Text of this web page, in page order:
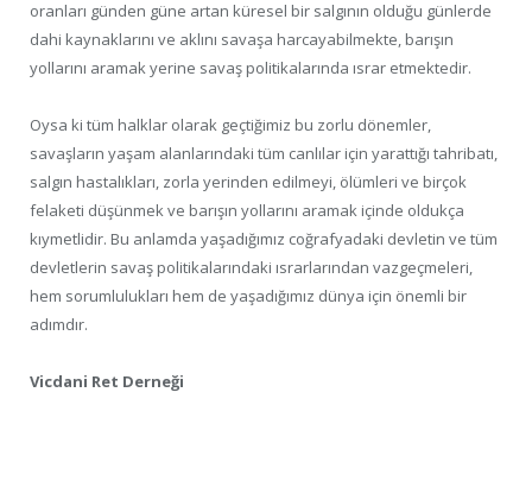
oranları günden güne artan küresel bir salgının olduğu günlerde
dahi kaynaklarını ve aklını savaşa harcayabilmekte, barışın
yollarını aramak yerine savaş politikalarında ısrar etmektedir.
Oysa ki tüm halklar olarak geçtiğimiz bu zorlu dönemler,
savaşların yaşam alanlarındaki tüm canlılar için yarattığı tahribatı,
salgın hastalıkları, zorla yerinden edilmeyi, ölümleri ve birçok
felaketi düşünmek ve barışın yollarını aramak içinde oldukça
kıymetlidir. Bu anlamda yaşadığımız coğrafyadaki devletin ve tüm
devletlerin savaş politikalarındaki ısrarlarından vazgeçmeleri,
hem sorumlulukları hem de yaşadığımız dünya için önemli bir
adımdır.
Vicdani Ret Derneği